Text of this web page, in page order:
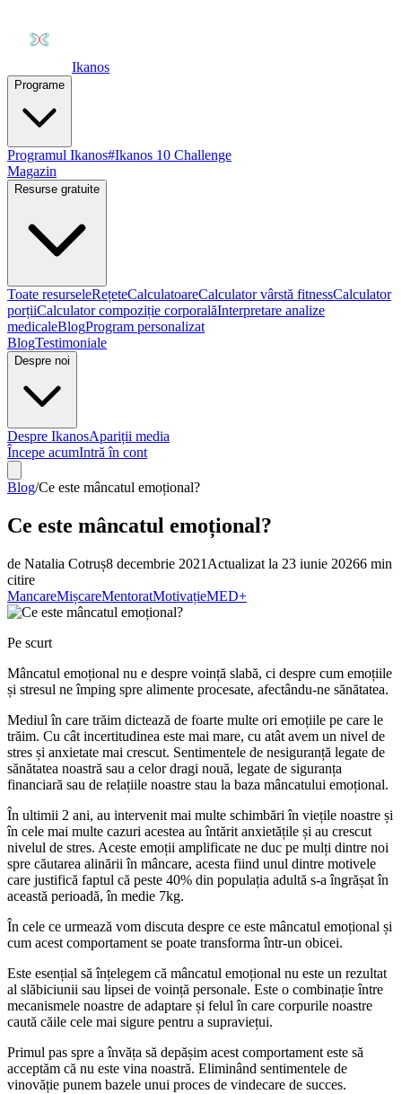
Ikanos
Programe
Programul Ikanos#Ikanos 10 Challenge
Magazin
Resurse gratuite
Toate resurseleRețeteCalculatoareCalculator vârstă fitnessCalculator
porțiiCalculator compoziție corporalăInterpretare analize
medicaleBlogProgram personalizat
BlogTestimoniale
Despre noi
Despre IkanosApariții media
Începe acumIntră în cont
Blog/Ce este mâncatul emoțional?
Ce este mâncatul emoțional?
de Natalia Cotruș8 decembrie 2021 Actualizat la 23 iunie 20266 min
citire
MancareMișcareMentoratMotivațieMED+
Pe scurt
Mâncatul emoțional nu e despre voință slabă, ci despre cum emoțiile
și stresul ne împing spre alimente procesate, afectându-ne sănătatea.
Mediul în care trăim dictează de foarte multe ori emoțiile pe care le
trăim. Cu cât incertitudinea este mai mare, cu atât avem un nivel de
stres și anxietate mai crescut. Sentimentele de nesiguranță legate de
sănătatea noastră sau a celor dragi nouă, legate de siguranța
financiară sau de relațiile noastre stau la baza mâncatului emoțional.
În ultimii 2 ani, au intervenit mai multe schimbări în viețile noastre și
în cele mai multe cazuri acestea au întărit anxietățile și au crescut
nivelul de stres. Aceste emoții amplificate ne duc pe mulți dintre noi
spre căutarea alinării în mâncare, acesta fiind unul dintre motivele
care justifică faptul că peste 40% din populația adultă s-a îngrășat în
această perioadă, în medie 7kg.
În cele ce urmează vom discuta despre ce este mâncatul emoțional și
cum acest comportament se poate transforma într-un obicei.
Este esențial să înțelegem că mâncatul emoțional nu este un rezultat
al slăbiciunii sau lipsei de voință personale. Este o combinație între
mecanismele noastre de adaptare și felul în care corpurile noastre
caută căile cele mai sigure pentru a supraviețui.
Primul pas spre a învăța să depășim acest comportament este să
acceptăm că nu este vina noastră. Eliminând sentimentele de
vinovăție punem bazele unui proces de vindecare de succes.